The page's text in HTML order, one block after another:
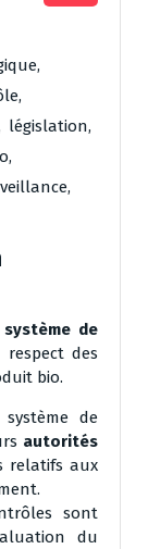
,
,
législation,
,
,
système de
des
bio.
de
autorités
relatifs aux
sont
du